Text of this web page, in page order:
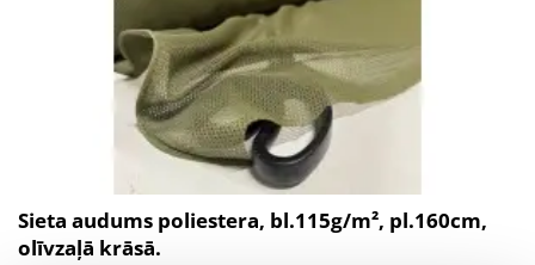
Sieta audums poliestera, bl.115g/m², pl.160cm,
olīvzaļā krāsā.